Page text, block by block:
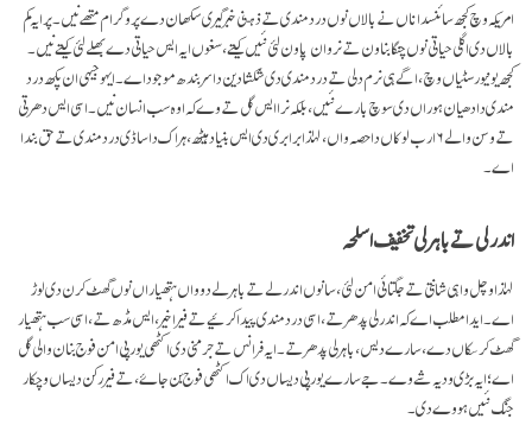
امریکہ وچ کجھ سائنسداناں نے بالاں نوں درد مندی تے ذہنی خبر گیری سکھان دے پروگرام متھے نیں۔ پر ایہ کم
بالاں دی اگلی حیاتی نوں چنگا بناون تے نروان پاون لئی نئیں کیتے، سغوں ایہ ایس حیاتی دے بھلے لئی کیتے نیں۔
کجھ یونیورسٹیاں وچ، اگے ہی نرم دلی تے درد مندی دی شکشا دین دا سربندھ موجود اے۔ ایہو جیہی ان پکھ درد
مندی دا دھیان ہوراں دی سوچ بارے نئیں، بلکہ نرا ایس گل تے وے کہ اوہ سب انسان نیں۔ اسی ایس دھرتی
تے وسن والے ۶ ارب لوکاں دا حصہ واں، لہٰذا برابری دی ایس بنیاد ہیٹھ، ہر اک دا ساڈی درد مندی تے حق بندا
اے۔
اندرلی تے باہرلی تخفیف اسلحہ
لہٰذا وچل واہی شانتی تے جگتائی امن لئی ، سانوں اندرلے تے باہرلے دوواں ہتھیاراں نوں گھٹ کرن دی لوڑ
اے۔ ایدا مطلب اے کہ اندرلی پدھر تے، اسی درد مندی پیدا کرئیے تے فیر اخیر، ایس مڈھ تے، اسی سب ہتھیار
گھٹ کر سکاں دے، سارے دیس، باہرلی پدھر تے۔ ایہ فرانس تے جرمنی دی اکٹھی یورپی امن فوج بنان والی گل
اے؛ ایہ بڑی ودیہ شے وے۔ جے سارے یورپی دیساں دی اک اکٹھی فوج بن جاۓ، تے فیر رکن دیساں وچکار
جنگ نئیں ہووے دی۔